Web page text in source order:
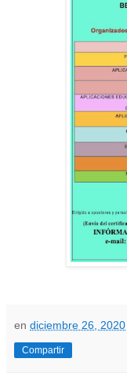
en diciembre 26, 2020
Compartir